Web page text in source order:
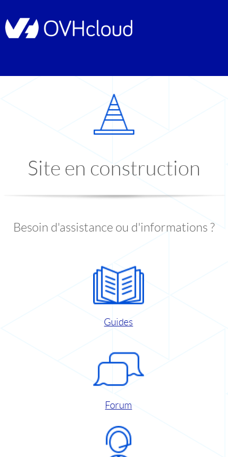
Site en construction
Besoin d'assistance ou d'informations ?
Guides
Forum